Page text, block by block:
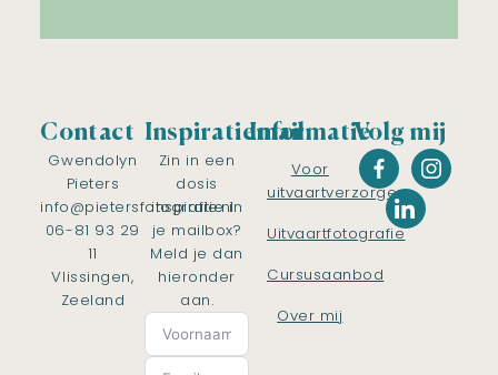
Contact
Gwendolyn
Pieters
info@pietersfotografie.nl
06-81 93 29
11
Vlissingen,
Zeeland
Inspiratiemail
Zin in een
dosis
inspiratie in
je mailbox?
Meld je dan
hieronder
aan.
Informatie
Voor
uitvaartverzorgers
Uitvaartfotografie
Cursusaanbod
Over mij
Volg mij